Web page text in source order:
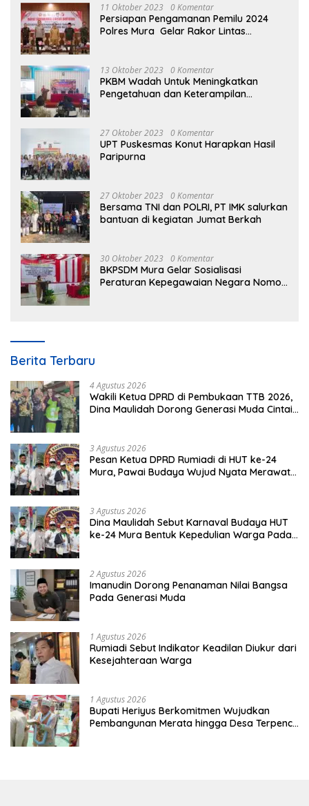
11 Oktober 2023 0 Komentar
Persiapan Pengamanan Pemilu 2024
Polres Mura Gelar Rakor Lintas
13 Oktober 2023 0 Komentar
PKBM Wadah Untuk Meningkatkan
Pengetahuan dan Keterampilan
27 Oktober 2023 0 Komentar
UPT Puskesmas Konut Harapkan Hasil
Paripurna
27 Oktober 2023 0 Komentar
Bersama TNI dan POLRI, PT IMK salurkan
bantuan di kegiatan Jumat Berkah
30 Oktober 2023 0 Komentar
BKPSDM Mura Gelar Sosialisasi
Peraturan Kepegawaian Negara Nomor
Berita Terbaru
4 Agustus 2026
Wakili Ketua DPRD di Pembukaan TTB 2026,
Dina Maulidah Dorong Generasi Muda Cintai
3 Agustus 2026
Pesan Ketua DPRD Rumiadi di HUT ke-24
Mura, Pawai Budaya Wujud Nyata Merawat
3 Agustus 2026
Dina Maulidah Sebut Karnaval Budaya HUT
ke-24 Mura Bentuk Kepedulian Warga Pada
2 Agustus 2026
Imanudin Dorong Penanaman Nilai Bangsa
Pada Generasi Muda
1 Agustus 2026
Rumiadi Sebut Indikator Keadilan Diukur dari
Kesejahteraan Warga
1 Agustus 2026
Bupati Heriyus Berkomitmen Wujudkan
Pembangunan Merata hingga Desa Terpencil